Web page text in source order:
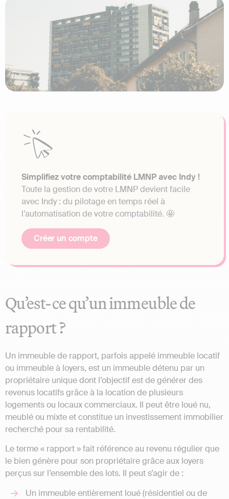
Simplifiez votre comptabilité LMNP avec Indy !
Toute la gestion de votre LMNP devient facile
avec Indy : du pilotage en temps réel à
l’automatisation de votre comptabilité. 🤩
Créer un compte
Qu’est-ce qu’un immeuble de
rapport ?
Un immeuble de rapport, parfois appelé immeuble locatif
ou immeuble à loyers, est un immeuble détenu par un
propriétaire unique dont l’objectif est de générer des
revenus locatifs grâce à la location de plusieurs
logements ou locaux commerciaux. Il peut être loué nu,
meublé ou mixte et constitue un investissement immobilier
recherché pour sa rentabilité.
Le terme « rapport » fait référence au revenu régulier que
le bien génère pour son propriétaire grâce aux loyers
perçus sur l’ensemble des lots. Il peut s’agir de :
Un immeuble entièrement loué (résidentiel ou de